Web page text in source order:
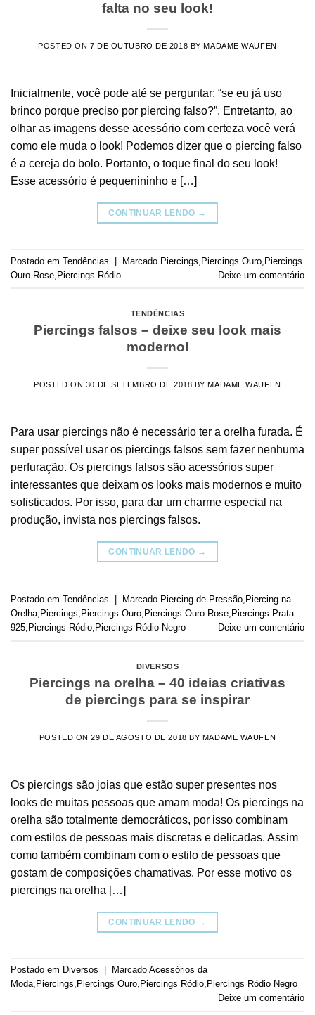
falta no seu look!
POSTED ON 7 DE OUTUBRO DE 2018 BY MADAME WAUFEN
Inicialmente, você pode até se perguntar: “se eu já uso
brinco porque preciso por piercing falso?”. Entretanto, ao
olhar as imagens desse acessório com certeza você verá
como ele muda o look! Podemos dizer que o piercing falso
é a cereja do bolo. Portanto, o toque final do seu look!
Esse acessório é pequenininho e […]
CONTINUAR LENDO →
Postado em Tendências | Marcado Piercings Piercings Ouro Piercings
Ouro Rose Piercings Ródio Deixe um comentário
TENDÊNCIAS
Piercings falsos – deixe seu look mais
moderno!
POSTED ON 30 DE SETEMBRO DE 2018 BYMADAME WAUFEN
Para usar piercings não é necessário ter a orelha furada. É
super possível usar os piercings falsos sem fazer nenhuma
perfuração. Os piercings falsos são acessórios super
interessantes que deixam os looks mais modernos e muito
sofisticados. Por isso, para dar um charme especial na
produção, invista nos piercings falsos.
CONTINUAR LENDO →
Postado em Tendências Marcado Piercing de Pressão, Piercing na
Orelha, Piercings, Piercings Ouro, Piercings Ouro Rose, Piercings Prata
925, Piercings Ródio, Piercings Ródio Negro Deixe um comentário
DIVERSOS
Piercings na orelha – 40 ideias criativas
de piercings para se inspirar
POSTED ON29 DE AGOSTO DE 2018 BY MADAME WAUFEN
Os piercings são joias que estão super presentes nos
looks de muitas pessoas que amam moda! Os piercings na
orelha são totalmente democráticos, por isso combinam
com estilos de pessoas mais discretas e delicadas. Assim
como também combinam com o estilo de pessoas que
gostam de composições chamativas. Por esse motivo os
piercings na orelha […]
CONTINUAR LENDO →
Postado em Diversos Marcado Acessórios da
Moda Piercings Piercings Ouro Piercings Ródio Piercings Ródio Negro
Deixe um comentário